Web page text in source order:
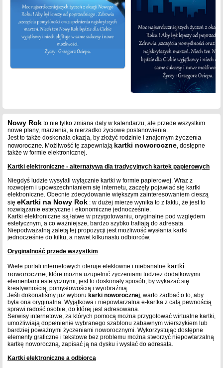
Nowy Rok to nie tylko zmiana daty w kalendarzu, ale przede wszystkim
nowe plany, marzenia, a nierzadko życiowe postanowienia.
Jest to także doskonała okazja, by złożyć rodzinie i znajomym życzenia
noworoczne. Możliwość tę zapewniają kartki noworoczne, dostępne
także w formie elektronicznej.
Kartki elektroniczne - alternatywa dla tradycyjnych kartek papierowych
Niegdyś ludzie wysyłali wyłącznie kartki w formie papierowej. Wraz z
rozwojem i upowszechnianiem się internetu, zaczęły pojawiać się kartki
elektroniczne. Obecnie zdecydowanie większym zainteresowaniem cieszą
się eKartki na Nowy Rok : w dużej mierze wynika to z faktu, że jest to
rozwiązanie estetyczne i ekonomiczne jednocześnie.
Kartki elektroniczne są łatwe w przygotowaniu, oryginalne pod względem
estetycznym, a co ważniejsze, bardzo szybko trafiają do adresata.
Niepodważalną zaletą tej propozycji jest możliwość wysłania kartki
jednocześnie do kilku, a nawet kilkunastu odbiorców.
Oryginalność przede wszystkim
Wiele portali internetowych oferuje efektowne i niebanalne kartki
noworoczne, które można uzupełnić życzeniami tudzież dodatkowymi
elementami estetycznymi, jest to doskonały sposób, by wykazać się
kreatywnością, pomysłowością i wyobraźnią.
Jeśli dokonaliśmy już wyboru karki noworocznej, warto zadbać o to, aby
była ona oryginalna. Wyjątkowa i niepowtarzalna e-kartka z całą pewnością
sprawi radość osobie, do której jest adresowana.
Serwisy internetowe, za których pomocą można przygotować wirtualne kartki,
umożliwiają dopełnienie wybranego szablonu zabawnym wierszykiem lub
bardziej poważnymi życzeniami noworocznymi. Wykorzystując dostępne
elementy graficzne i tekstowe bez problemu można stworzyć niepowtarzalną
kartkę noworoczną, zapisać ją na dysku i wysłać do adresata.
Kartki elektroniczne a odbiorca